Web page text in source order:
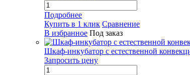
Подробнее
Купить в 1 клик Сравнение
В избранное Под заказ
Шкаф-инкубатор с естественной
Запросить цену